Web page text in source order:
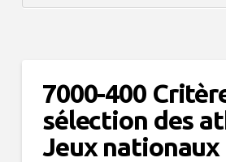
7000-400
sélection des
Jeux nationaux